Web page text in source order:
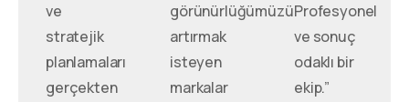
ve
stratejik
planlamaları
gerçekten
görünürlüğümüzü
artırmak
isteyen
markalar
Profesyonel
ve sonuç
odaklı bir
ekip.”